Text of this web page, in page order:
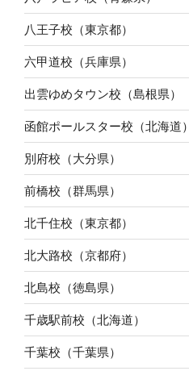
八王子校（東京都）
六甲道校（兵庫県）
出雲ゆめタウン校（島根県）
函館ポールスター校（北海道）
別府校（大分県）
前橋校（群馬県）
北千住校（東京都）
北大路校（京都府）
北島校（徳島県）
千歳駅前校（北海道）
千葉校（千葉県）